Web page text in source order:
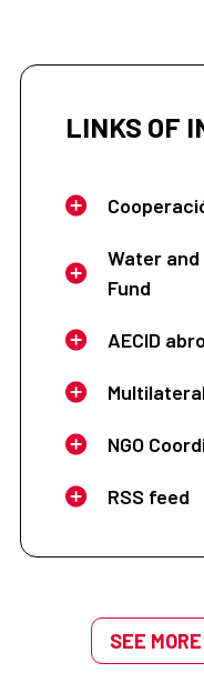
LINKS OF
Water
Fund
AECID
NGO
RSS feed
SEE